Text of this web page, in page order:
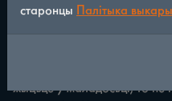
парад нікому. Бо ні
зранку, не будзе i да
Заполле Кос. Вера ў
жыцъцё ў маладосьці, то не
старонцы
Палітыка